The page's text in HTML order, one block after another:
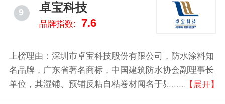
9 卓宝科技
品牌指数: 7.6
上榜理由：深圳市卓宝科技股份有限公司，防水涂料知
名品牌，广东省著名商标，中国建筑防水协会副理事长
单位，其湿铺、预铺反粘自粘卷材闻名于界内，以生产
【展开】